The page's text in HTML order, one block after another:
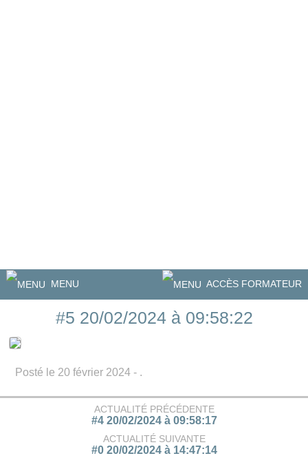
MENU ACCÈS FORMATEUR
#5 20/02/2024 à 09:58:22
Posté le 20 février 2024 - .
ACTUALITÉ PRÉCÉDENTE
#4 20/02/2024 à 09:58:17
ACTUALITÉ SUIVANTE
#0 20/02/2024 à 14:47:14